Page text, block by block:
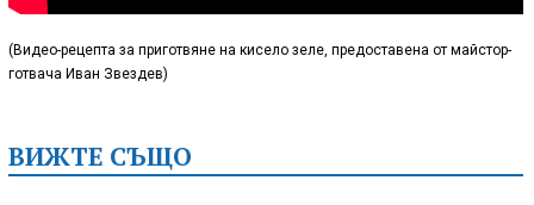
(Видео-рецепта за приготвяне на кисело зеле, предоставена от майстор-
готвача Иван Звездев)
ВИЖТЕ СЪЩО